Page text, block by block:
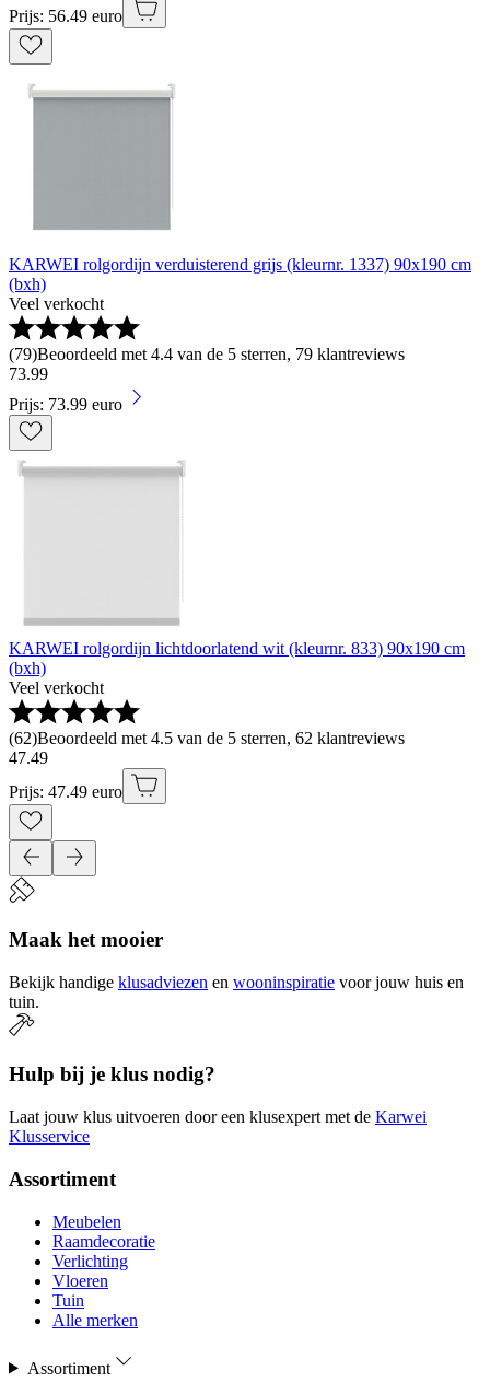
Prijs: 56.49 euro
KARWEI rolgordijn verduisterend grijs (kleurnr. 1337) 90x190 cm
(bxh)
Veel verkocht
(79)Beoordeeld met 4.4 van de 5 sterren, 79 klantreviews
73.99
Prijs: 73.99 euro
KARWEI rolgordijn lichtdoorlatend wit (kleurnr. 833) 90x190 cm
(bxh)
Veel verkocht
(62)Beoordeeld met 4.5 van de 5 sterren, 62 klantreviews
47.49
Prijs: 47.49 euro
Maak het mooier
Bekijk handige klusadviezen en wooninspiratie voor jouw huis en
tuin.
Hulp bij je klus nodig?
Laat jouw klus uitvoeren door een klusexpert met de Karwei
Klusservice
Assortiment
Meubelen
Raamdecoratie
Verlichting
Vloeren
Tuin
Alle merken
Assortiment